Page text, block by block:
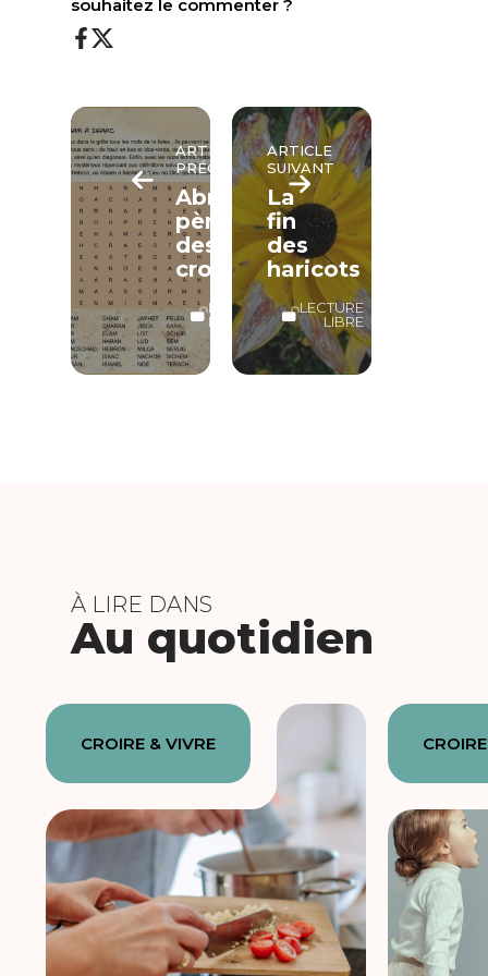
souhaitez le commenter ?
ARTICLE
PRÉCÉDENT
Abraham,
père
des
croyants
LECTURE
LIBRE
ARTICLE
SUIVANT
La
fin
des
haricots
LECTURE
LIBRE
À LIRE DANS
Au quotidien
CROIRE & VIVRE